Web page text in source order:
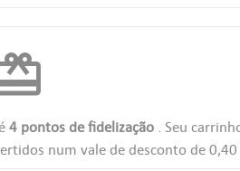
4 pontos de fidelização . Seu
num vale de desconto de0,40